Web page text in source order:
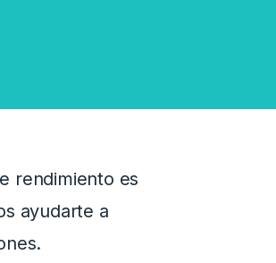
rendimiento es
ayudarte a